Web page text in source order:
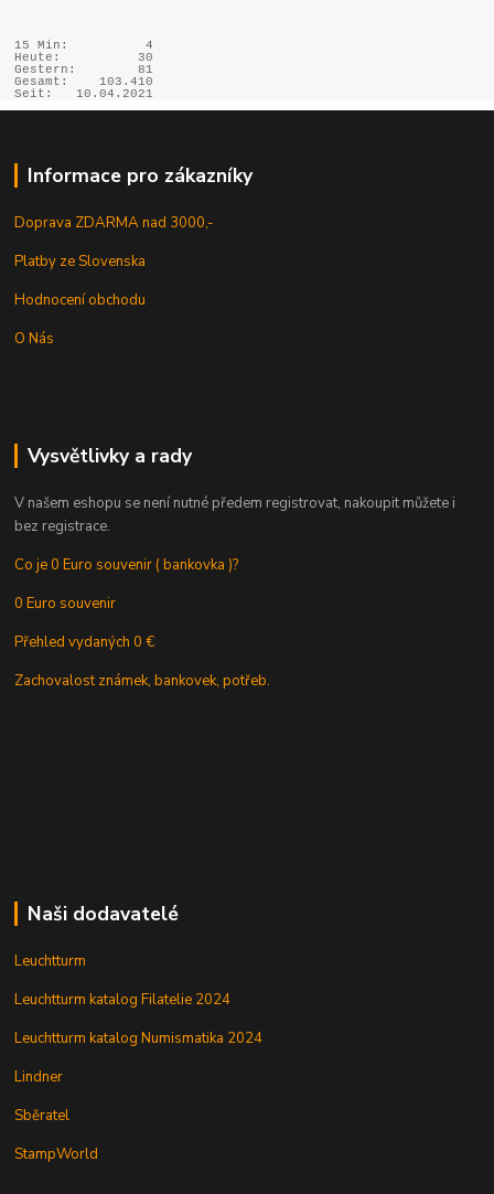
15 Min:
4
Heute:
30
Gestern:
81
Gesamt:
103.410
Seit:
10.04.2021
Informace pro zákazníky
Doprava ZDARMA nad 3000,-
Platby ze Slovenska
Hodnocení obchodu
O Nás
Vysvětlivky a rady
V našem eshopu se není nutné předem registrovat, nakoupit můžete i
bez registrace.
Co je 0 Euro souvenir ( bankovka )?
0 Euro souvenir
Přehled vydaných 0 €
Zachovalost známek, bankovek, potřeb.
Naši dodavatelé
Leuchtturm
Leuchtturm katalog Filatelie 2024
Leuchtturm katalog Numismatika 2024
Lindner
Sběratel
StampWorld